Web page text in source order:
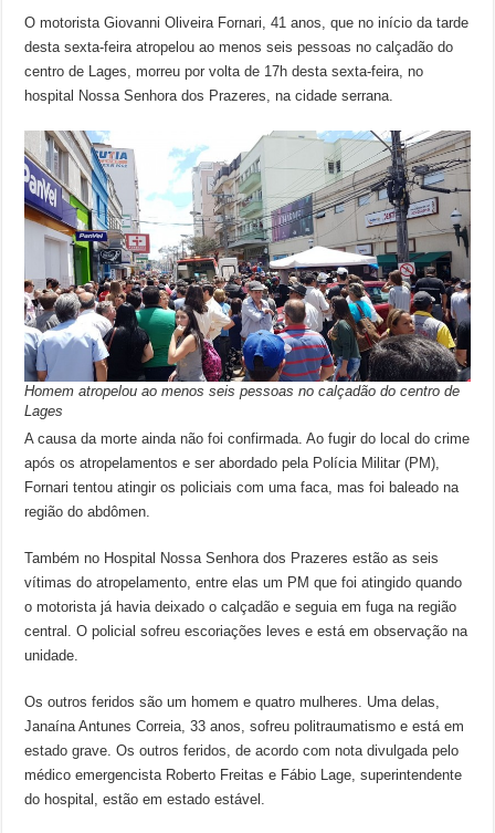
O motorista Giovanni Oliveira Fornari, 41 anos, que no início da tarde
desta sexta-feira atropelou ao menos seis pessoas no calçadão do
centro de Lages, morreu por volta de 17h desta sexta-feira, no
hospital Nossa Senhora dos Prazeres, na cidade serrana.
Homem atropelou ao menos seis pessoas no calçadão do centro de
Lages
A causa da morte ainda não foi confirmada. Ao fugir do local do crime
após os atropelamentos e ser abordado pela Polícia Militar (PM),
Fornari tentou atingir os policiais com uma faca, mas foi baleado na
região do abdômen.
Também no Hospital Nossa Senhora dos Prazeres estão as seis
vítimas do atropelamento, entre elas um PM que foi atingido quando
o motorista já havia deixado o calçadão e seguia em fuga na região
central. O policial sofreu escoriações leves e está em observação na
unidade.
Os outros feridos são um homem e quatro mulheres. Uma delas,
Janaína Antunes Correia, 33 anos, sofreu politraumatismo e está em
estado grave. Os outros feridos, de acordo com nota divulgada pelo
médico emergencista Roberto Freitas e Fábio Lage, superintendente
do hospital, estão em estado estável.